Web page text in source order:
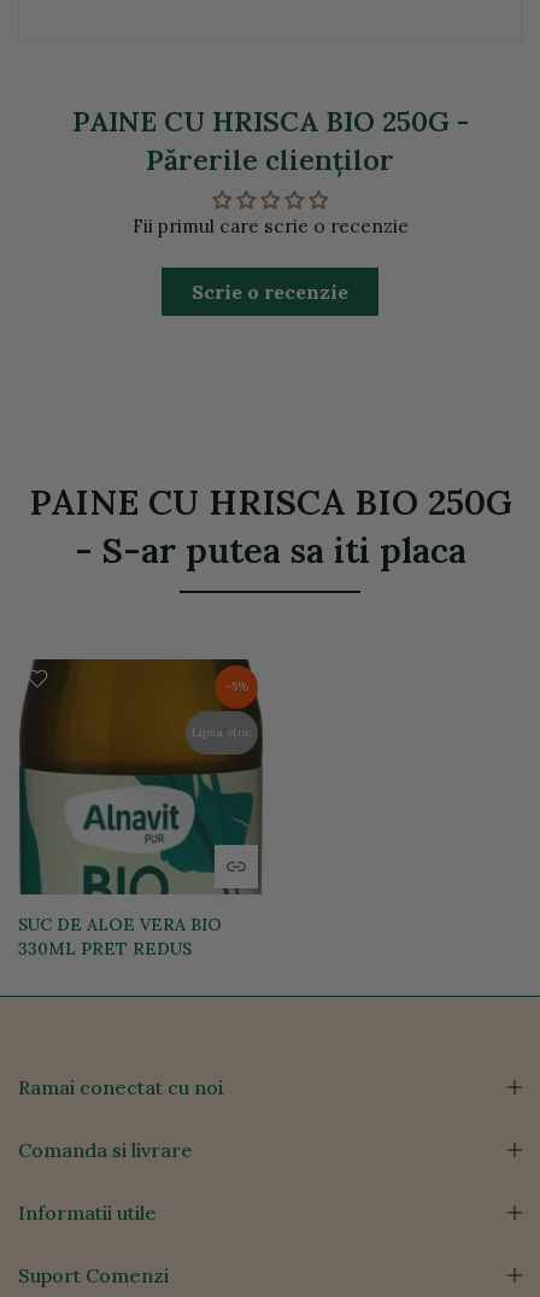
PAINE CU HRISCA BIO 250G -
Părerile clienţilor
Fii primul care scrie o recenzie
Scrie o recenzie
PAINE CU HRISCA BIO 250G
- S-ar putea sa iti placa
-5%
Lipsa stoc
SUC DE ALOE VERA BIO
330ML PRET REDUS
Ramai conectat cu noi
Comanda si livrare
Informatii utile
Suport Comenzi